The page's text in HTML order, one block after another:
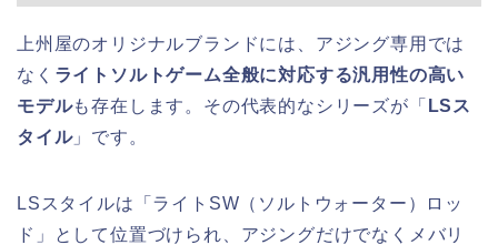
上州屋のオリジナルブランドには、アジング専用では
なく ライトソルトゲーム全般に対応する汎用性の高い
モデルも存在します。その代表的なシリーズが「 LSス
タイル」です。
LSスタイルは「ライトSW（ソルトウォーター）ロッ
ド」として位置づけられ、アジングだけでなくメバリ